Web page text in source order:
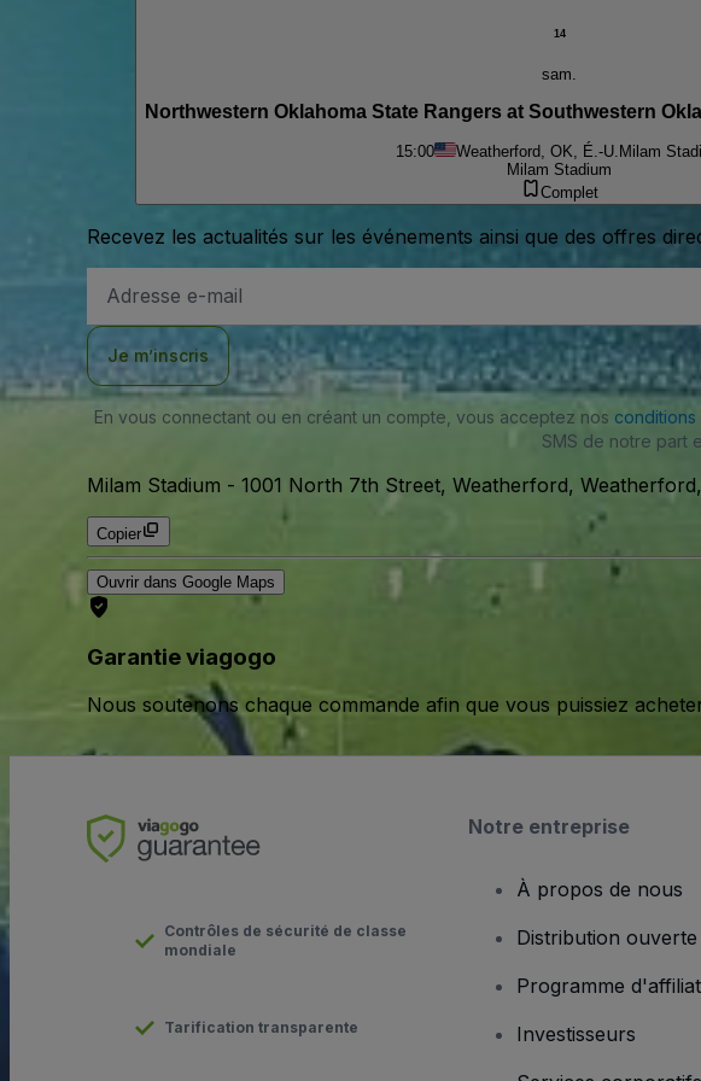
14
sam.
Northwestern Oklahoma State Rangers at Southwestern
15:00 Weatherford, OK, É.-U. Milam
Milam Stadium
Complet
Recevez les actualités sur les événements ainsi que des offres
e-
Je m’inscris
En vous connectant ou en créant un compte, vous acceptez nos conditions
SMS de notre part
Milam Stadium - 1001 North 7th Street, Weatherford,
Copier
Ouvrir dans Google Maps
Garantie viagogo
Nous soutenons chaque commande afin que vous puissiez
Contrôles de sécurité de classe
mondiale
Tarification transparente
Notre entreprise
À propos de nous
Distribution ouverte
Programme
Investisseurs